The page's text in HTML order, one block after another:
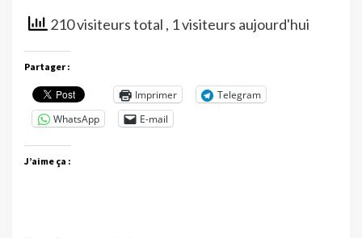
210 visiteurs total , 1 visiteurs aujourd'hui
Partager :
Imprimer
Telegram
WhatsApp
E-mail
J’aime ça :